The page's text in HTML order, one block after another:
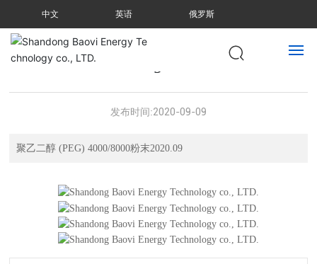
中文 英语 俄罗斯
网站首页
聚乙二醇 (PEG) 4000/8000粉末2020.0
9
发布时间:2020-09-09
聚乙二醇 (PEG) 4000/8000粉末2020.09